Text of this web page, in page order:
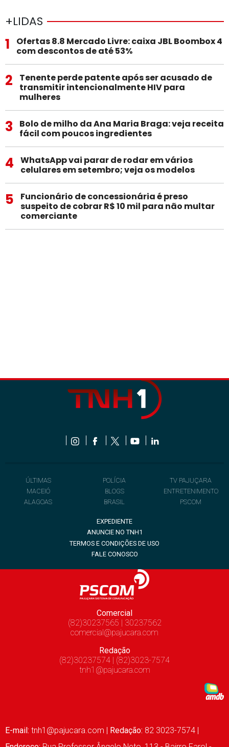
+LIDAS
1
Ofertas 8.8 Mercado Livre: caixa JBL Boombox 4
com descontos de até 53%
2
Tenente perde patente após ser acusado de
transmitir intencionalmente HIV para
mulheres
3
Bolo de milho da Ana Maria Braga: veja receita
fácil com poucos ingredientes
4
WhatsApp vai parar de rodar em vários
celulares em setembro; veja os modelos
5
Funcionário de concessionária é preso
suspeito de cobrar R$ 10 mil para não multar
comerciante
ÚLTIMAS
MACEIÓ
ALAGOAS
POLÍCIA
BLOGS
BRASIL
TV PAJUÇARA
ENTRETENIMENTO
PSCOM
EXPEDIENTE
ANUNCIE NO TNH1
TERMOS E CONDIÇÕES DE USO
FALE CONOSCO
Comercial
(82)30237565 | 30237562
comercial@pajucara.com
Redação
(82)30237574 | (82)3023-7574
tnh1@pajucara.com
E-mail: tnh1@pajucara.com | Redação: 82 3023-7574 |